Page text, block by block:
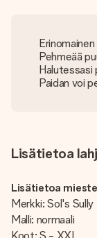
Pehmeää
Halutessasi
Paidan voi
Lisätietoa
Lisätietoa
Merkki: Sol's Sully
Malli: normaali
Koot: S - XXL